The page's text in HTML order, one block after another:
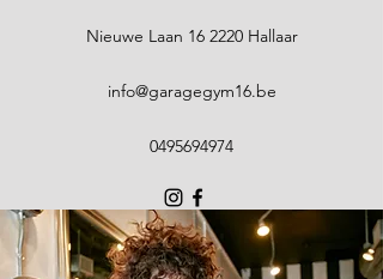
Nieuwe Laan 16 2220 Hallaar
info@garagegym16.be
0495694974